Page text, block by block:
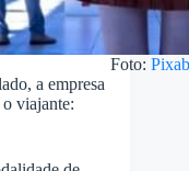
Foto:
a empresa
o viajante: